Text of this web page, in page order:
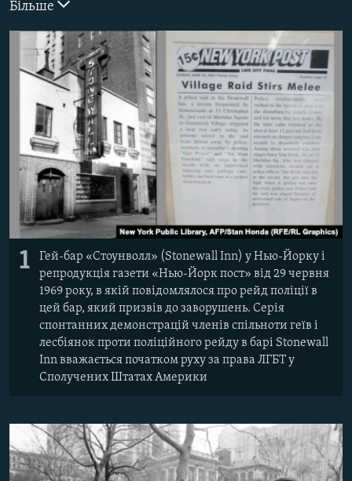
СВІДЧЕННЯ ОКУПАЦІЇ
УКРАЇНСЬКА ПРОБЛЕМА КРИМУ
ІНФОГРАФІКА
Русский
Qırımtatar
ДОЛУЧАЙСЯ!
Усі сайти RFE/RL
Більше
1
Гей-бар «Стоунволл» (Stonewall Inn) у Нью-Йорку і
репродукція газети «Нью-Йорк пост» від 29 червня
1969 року, в якій повідомлялося про рейд поліції в
цей бар, який призвів до заворушень. Серія
спонтанних демонстрацій членів спільноти геїв і
лесбіянок проти поліційного рейду в барі Stonewall
Inn вважається початком руху за права ЛГБТ у
Сполучених Штатах Америки